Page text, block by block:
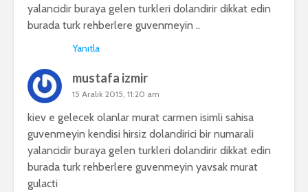
yalancidir buraya gelen turkleri dolandirir dikkat edin
burada turk rehberlere guvenmeyin ..
Yanıtla
mustafa izmir
15 Aralık 2015, 11:20 am
kiev e gelecek olanlar murat carmen isimli sahisa
guvenmeyin kendisi hirsiz dolandirici bir numarali
yalancidir buraya gelen turkleri dolandirir dikkat edin
burada turk rehberlere guvenmeyin yavsak murat
gulacti